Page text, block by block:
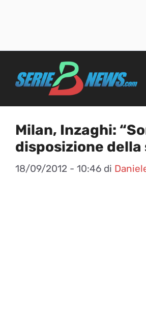
Milan, Inzaghi:
disposizione della
18/09/2012 - 10:46 di